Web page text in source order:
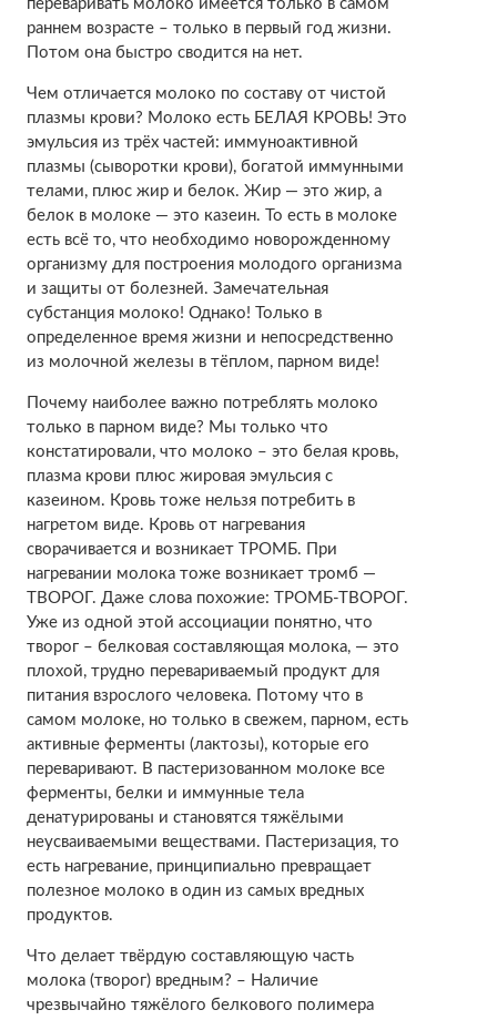
переваривать молоко имеется только в самом
раннем возрасте – только в первый год жизни.
Потом она быстро сводится на нет.
Чем отличается молоко по составу от чистой
плазмы крови? Молоко есть БЕЛАЯ КРОВЬ! Это
эмульсия из трёх частей: иммуноактивной
плазмы (сыворотки крови), богатой иммунными
телами, плюс жир и белок. Жир — это жир, а
белок в молоке — это казеин. То есть в молоке
есть всё то, что необходимо новорожденному
организму для построения молодого организма
и защиты от болезней. Замечательная
субстанция молоко! Однако! Только в
определенное время жизни и непосредственно
из молочной железы в тёплом, парном виде!
Почему наиболее важно потреблять молоко
только в парном виде? Мы только что
констатировали, что молоко – это белая кровь,
плазма крови плюс жировая эмульсия с
казеином. Кровь тоже нельзя потребить в
нагретом виде. Кровь от нагревания
сворачивается и возникает ТРОМБ. При
нагревании молока тоже возникает тромб —
ТВОРОГ. Даже слова похожие: ТРОМБ-ТВОРОГ.
Уже из одной этой ассоциации понятно, что
творог – белковая составляющая молока, — это
плохой, трудно перевариваемый продукт для
питания взрослого человека. Потому что в
самом молоке, но только в свежем, парном, есть
активные ферменты (лактозы), которые его
переваривают. В пастеризованном молоке все
ферменты, белки и иммунные тела
денатурированы и становятся тяжёлыми
неусваиваемыми веществами. Пастеризация, то
есть нагревание, принципиально превращает
полезное молоко в один из самых вредных
продуктов.
Что делает твёрдую составляющую часть
молока (творог) вредным? – Наличие
чрезвычайно тяжёлого белкового полимера